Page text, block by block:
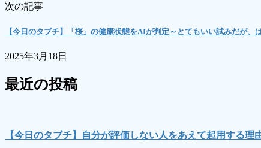
次の記事
【今日のタブチ】「桜」の健康状態をAIが判定～とてもいい試みだが、
2025年3月18日
最近の投稿
【今日のタブチ】自分が評価しない人をあえて起用する